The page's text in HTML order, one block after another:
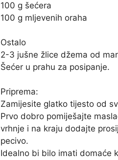
100 g šećera
100 g mljevenih oraha
Ostalo
2-3 jušne žlice džema od
Šećer u prahu za posipanje.
Priprema:
Zamijesite glatko tijesto od
Prvo dobro pomiješajte
vrhnje i na kraju dodajte
pecivo.
Idealno bi bilo imati domaće